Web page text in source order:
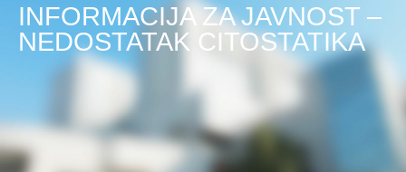
INFORMACIJA ZA JAVNOST –
NEDOSTATAK CITOSTATIKA